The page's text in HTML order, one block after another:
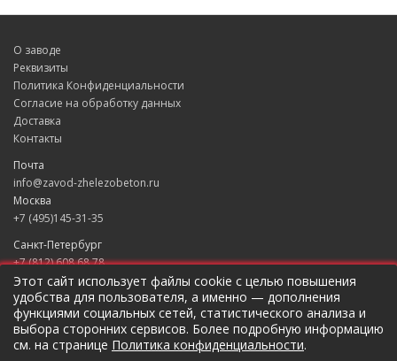
О заводе
Реквизиты
Политика Конфиденциальности
Согласие на обработку данных
Доставка
Контакты
Почта
info@zavod-zhelezobeton.ru
Москва
+7 (495)145-31-35
Санкт-Петербург
+7 (812) 608 68 78
Екатеринбург
+7 (343) 235 49 31
Краснодар
+7 (861) 205 79 37
Этот сайт использует файлы cookie с целью повышения
удобства для пользователя, а именно — дополнения
функциями социальных сетей, статистического анализа и
выбора сторонних сервисов. Более подробную информацию
см. на странице Политика конфиденциальности.